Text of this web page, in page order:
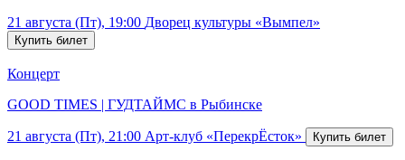
21 августа (Пт), 19:00 Дворец культуры «Вымпел»
Концерт
GOOD TIMES | ГУДТАЙМС в Рыбинске
21 августа (Пт), 21:00 Арт-клуб «ПерекрЁсток»